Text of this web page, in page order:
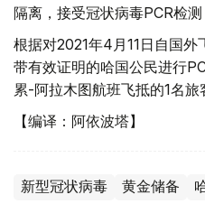
隔离，接受冠状病毒PCR检测
根据对2021年4月11日自国
带有效证明的哈国公民进行
累-阿拉木图航班飞抵的1名旅
【编译：阿依波塔】
新型冠状病毒 黄金储备